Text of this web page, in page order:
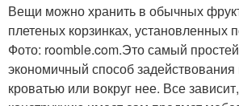
Вещи можно хранить в обычных
плетеных корзинках, установленных
Фото: roomble.com.Это самый
экономичный способ задействования
кроватью или вокруг нее. Все